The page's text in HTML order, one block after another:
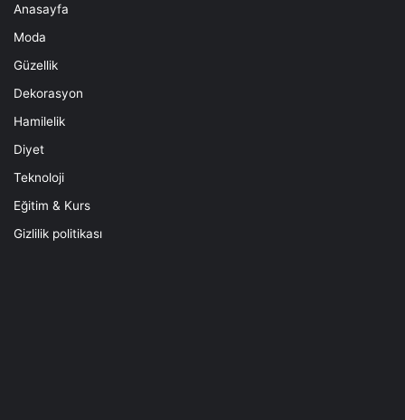
Anasayfa
Moda
Güzellik
Dekorasyon
Hamilelik
Diyet
Teknoloji
Eğitim & Kurs
Gizlilik politikası